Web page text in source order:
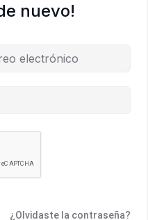
nuevo!
¿Olvidaste la contraseña?